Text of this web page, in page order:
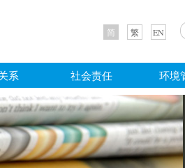
简 繁 EN
系 社会责任 环境